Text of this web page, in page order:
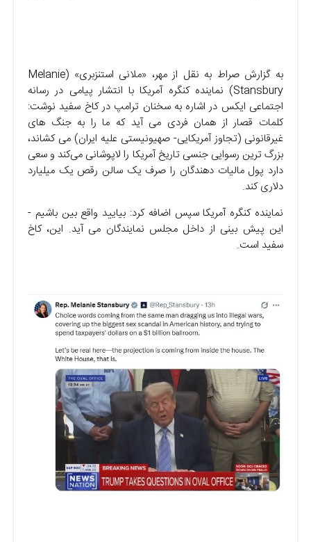
به گزارش صراط به نقل از مهر، «ملانی استنزبری» (Melanie
Stansbury) نماینده کنگره آمریکا با انتشار پیامی در رسانه
اجتماعی ایکس در اشاره به سخنان ترامپ در کاخ سفید نوشت:
کلمات قصار از همان فردی می‌ آید که ما را به جنگ‌ های
غیرقانونی (تجاوز آمریکایی- صهیونیستی علیه ایران) می‌ کشاند،
بزرگ ترین رسوایی جنسی تاریخ آمریکا را لاپوشانی می‌کند و سعی
دارد پول مالیات‌ دهندگان را صرف یک سالن رقص یک میلیارد
دلاری کند.
نماینده کنگره آمریکا سپس اضافه کرد: بیایید واقع‌ بین باشیم -
این پیش‌ بینی از داخل مجلس نمایندگان می‌ آید. این، کاخ
سفید است.